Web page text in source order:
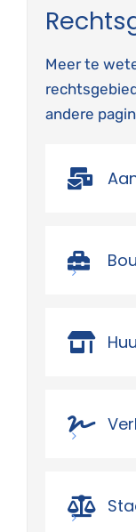
Meer te
andere